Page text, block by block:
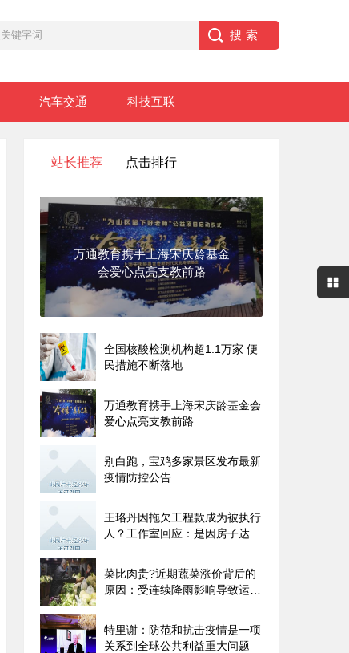
汽车交通 科技互联
站长推荐 点击排行
万通教育携手上海宋庆龄基金
会爱心点亮支教前路
全国核酸检测机构超1.1万家 便
民措施不断落地
万通教育携手上海宋庆龄基金会
爱心点亮支教前路
别白跑，宝鸡多家景区发布最新
疫情防控公告
王珞丹因拖欠工程款成为被执行
人？工作室回应：是因房子达不
菜比肉贵?近期蔬菜涨价背后的
原因：受连续降雨影响导致运输
特里谢：防范和抗击疫情是一项
关系到全球公共利益重大问题